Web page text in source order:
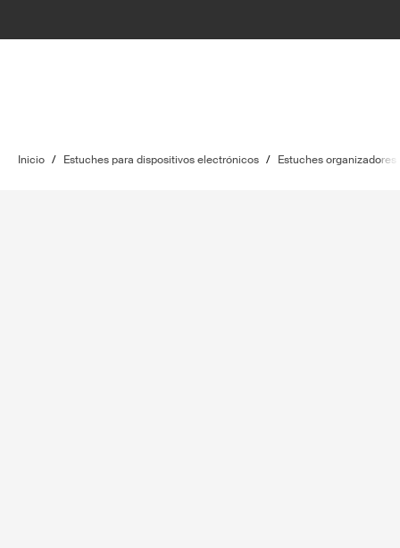
Inicio / Estuches para dispositivos electrónicos / Estuches